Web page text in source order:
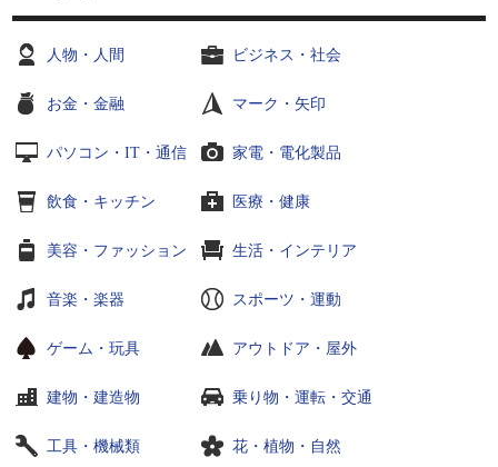
人物・人間 ビジネス・社会
お金・金融 マーク・矢印
パソコン・IT・通信 家電・電化製品
飲食・キッチン 医療・健康
美容・ファッション 生活・インテリア
音楽・楽器 スポーツ・運動
ゲーム・玩具 アウトドア・屋外
建物・建造物 乗り物・運転・交通
工具・機械類 花・植物・自然